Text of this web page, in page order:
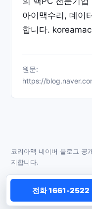
아이맥수리, 데이
합니다.
원문:
https://
코리아맥 네이버 블로그 공
지합니다.
전화 1661-2522